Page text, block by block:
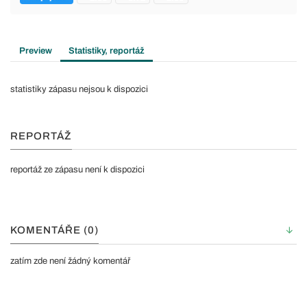
Preview Statistiky, reportáž
statistiky zápasu nejsou k dispozici
REPORTÁŽ
reportáž ze zápasu není k dispozici
KOMENTÁŘE (0)
zatím zde není žádný komentář